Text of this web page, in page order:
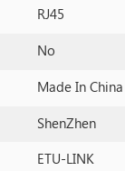
RJ45
No
Made In China
ShenZhen
ETU-LINK